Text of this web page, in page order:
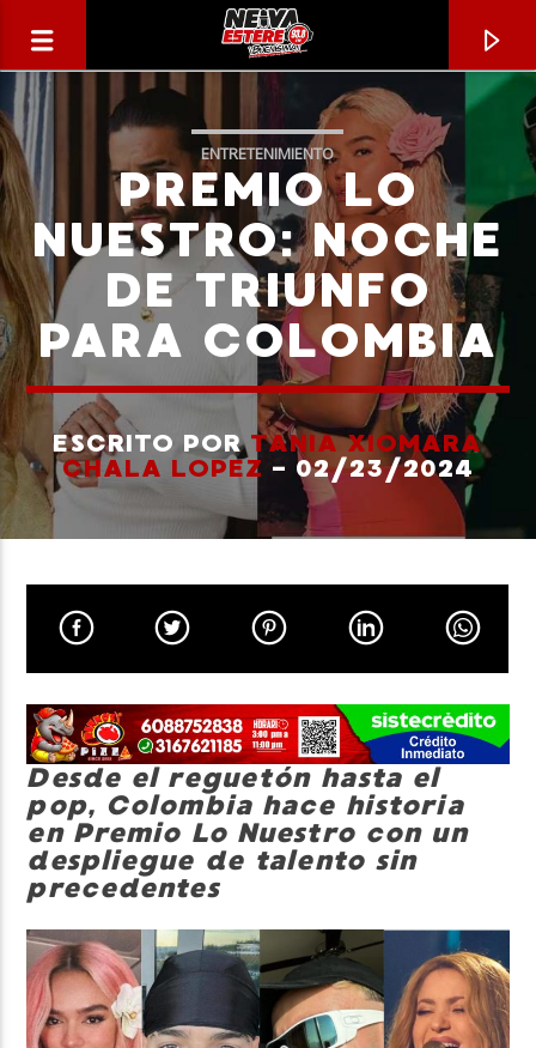
CANCIÓN ACTUAL
TÍTULO
ARTISTA
Neiva Estereo
ENTRETENIMIENTO
PREMIO LO
NUESTRO: NOCHE
DE TRIUNFO
PARA COLOMBIA
ESCRITO PORTANIA XIOMARA
CHALA LOPEZ - 02/23/2024
Desde el reguetón hasta el
pop, Colombia hace historia
en Premio Lo Nuestro con un
despliegue de talento sin
precedentes